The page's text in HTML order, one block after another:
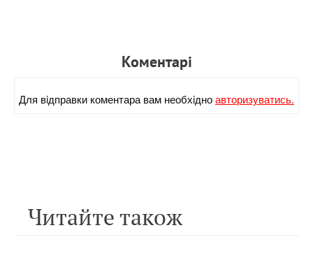
Коментарi
Для вiдправки коментара вам необхiдноавторизуватись.
Читайте також